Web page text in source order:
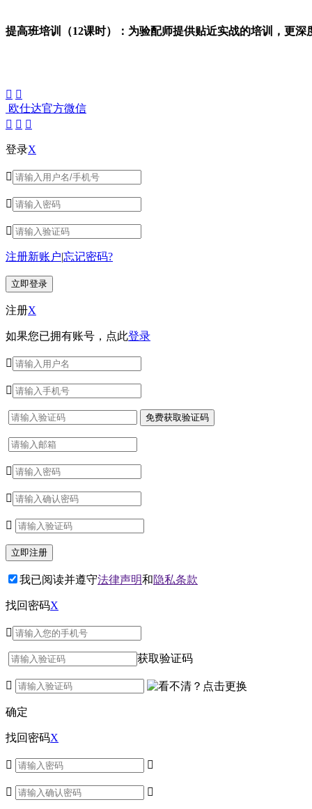
提高班培训（12课时）： 为验配师提供贴近实战的培训，更深
 
欧仕达官方微信
  
登录X



注册新账户|忘记密码?
注册X
如果您已拥有账号，点此登录





我已阅读并遵守法律声明和隐私条款
找回密码X

获取验证码

确定
找回密码X
 
 